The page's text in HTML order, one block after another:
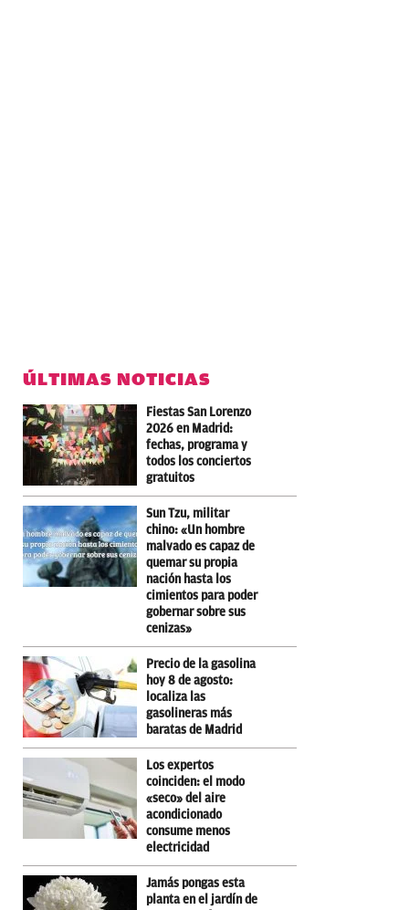
ÚLTIMAS NOTICIAS
Fiestas San Lorenzo
2026 en Madrid:
fechas, programa y
todos los conciertos
gratuitos
Sun Tzu, militar
chino: «Un hombre
malvado es capaz de
quemar su propia
nación hasta los
cimientos para poder
gobernar sobre sus
cenizas»
Precio de la gasolina
hoy 8 de agosto:
localiza las
gasolineras más
baratas de Madrid
Los expertos
coinciden: el modo
«seco» del aire
acondicionado
consume menos
electricidad
Jamás pongas esta
planta en el jardín de